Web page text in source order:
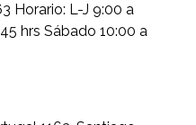
Horario: L-J 9:00 a
hrs Sábado 10:00 a